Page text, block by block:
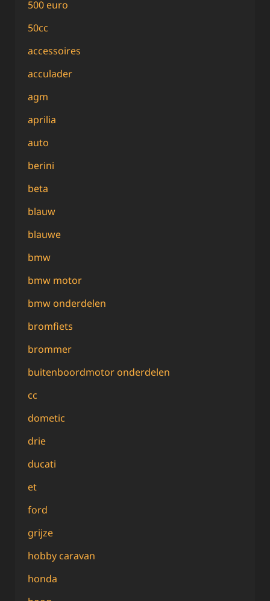
500 euro
50cc
accessoires
acculader
agm
aprilia
auto
berini
beta
blauw
blauwe
bmw
bmw motor
bmw onderdelen
bromfiets
brommer
buitenboordmotor onderdelen
cc
dometic
drie
ducati
et
ford
grijze
hobby caravan
honda